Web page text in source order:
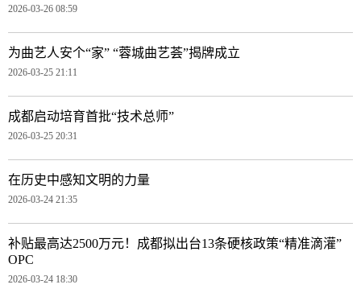
2026-03-26 08:59
为曲艺人安个“家” “蓉城曲艺荟”揭牌成立
2026-03-25 21:11
成都启动培育首批“技术总师”
2026-03-25 20:31
在历史中感知文明的力量
2026-03-24 21:35
补贴最高达2500万元！成都拟出台13条硬核政策“精准滴灌”
OPC
2026-03-24 18:30